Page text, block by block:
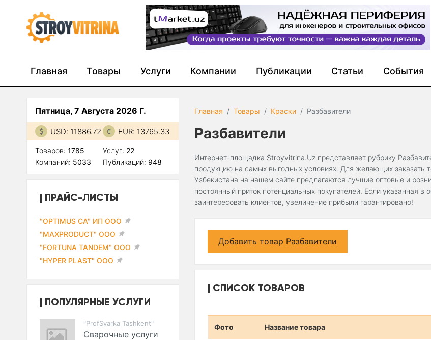
Главная Товары Услуги Компании Публикации Статьи События
Главная Товары Краски Разбавители
Разбавители
Интернет-площадка Stroyvitrina.Uz представляет рубрику
продукцию на самых выгодных условиях. Для желающих заказать
Узбекистана на нашем сайте предлагаются лучшие оптовые и
постоянный приток потенциальных покупателей. Если указанная
заинтересовать клиентов, увеличение прибыли гарантировано!
Добавить товар Разбавители
СПИСОК ТОВАРОВ
Фото Название товара
Пятница, 7 Августа 2026 Г.
USD: 11886.72 EUR: 13765.33
Товаров: 1785
Компаний: 5033
Услуг: 22
Публикаций: 948
ПРАЙС-ЛИСТЫ
"OPTIMUS CA" ИП ООО
"MAXPRODUCT" ООО
"FORTUNA TANDEM" ООО
"HYPER PLAST" ООО
ПОПУЛЯРНЫЕ УСЛУГИ
"ProfSvarka Tashkent"
Сварочные услуги